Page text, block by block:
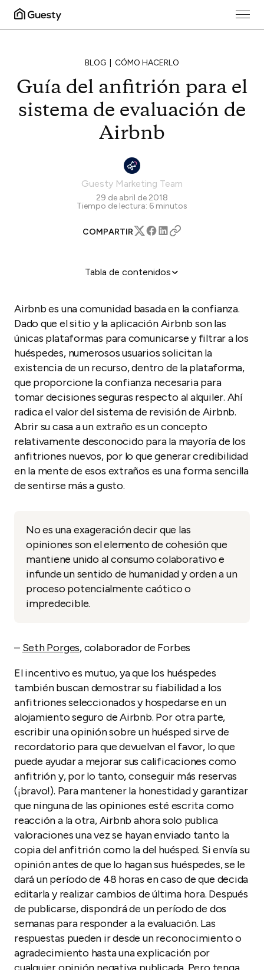
BLOG CÓMO HACERLO
Guía del anfitrión para el
sistema de evaluación de
Airbnb
Guesty Marketing Team
29 de abril de 2018
Tiempo de lectura: 6 minutos
COMPARTIR
Tabla de contenidos
Airbnb es una comunidad basada en la confianza.
Dado que el sitio y la aplicación Airbnb son las
únicas plataformas para comunicarse y filtrar a los
huéspedes, numerosos usuarios solicitan la
existencia de un recurso, dentro de la plataforma,
que proporcione la confianza necesaria para
tomar decisiones seguras respecto al alquiler. Ahí
radica el valor del sistema de revisión de Airbnb.
Abrir su casa a un extraño es un concepto
relativamente desconocido para la mayoría de los
anfitriones nuevos, por lo que generar credibilidad
en la mente de esos extraños es una forma sencilla
de sentirse más a gusto.
No es una exageración decir que las
opiniones son el elemento de cohesión que
mantiene unido al consumo colaborativo e
infunde un sentido de humanidad y orden a un
proceso potencialmente caótico o
impredecible.
– Seth Porges, colaborador de Forbes
El incentivo es mutuo, ya que los huéspedes
también buscan demostrar su fiabilidad a los
anfitriones seleccionados y hospedarse en un
alojamiento seguro de Airbnb. Por otra parte,
escribir una opinión sobre un huésped sirve de
recordatorio para que devuelvan el favor, lo que
puede ayudar a mejorar sus calificaciones como
anfitrión y, por lo tanto, conseguir más reservas
(¡bravo!). Para mantener la honestidad y garantizar
que ninguna de las opiniones esté escrita como
reacción a la otra, Airbnb ahora solo publica
valoraciones una vez se hayan enviado tanto la
copia del anfitrión como la del huésped. Si envía su
opinión antes de que lo hagan sus huéspedes, se le
dará un período de 48 horas en caso de que decida
editarla y realizar cambios de última hora. Después
de publicarse, dispondrá de un período de dos
semanas para responder a la evaluación. Las
respuestas pueden ir desde un reconocimiento o
agradecimiento hasta una explicación por